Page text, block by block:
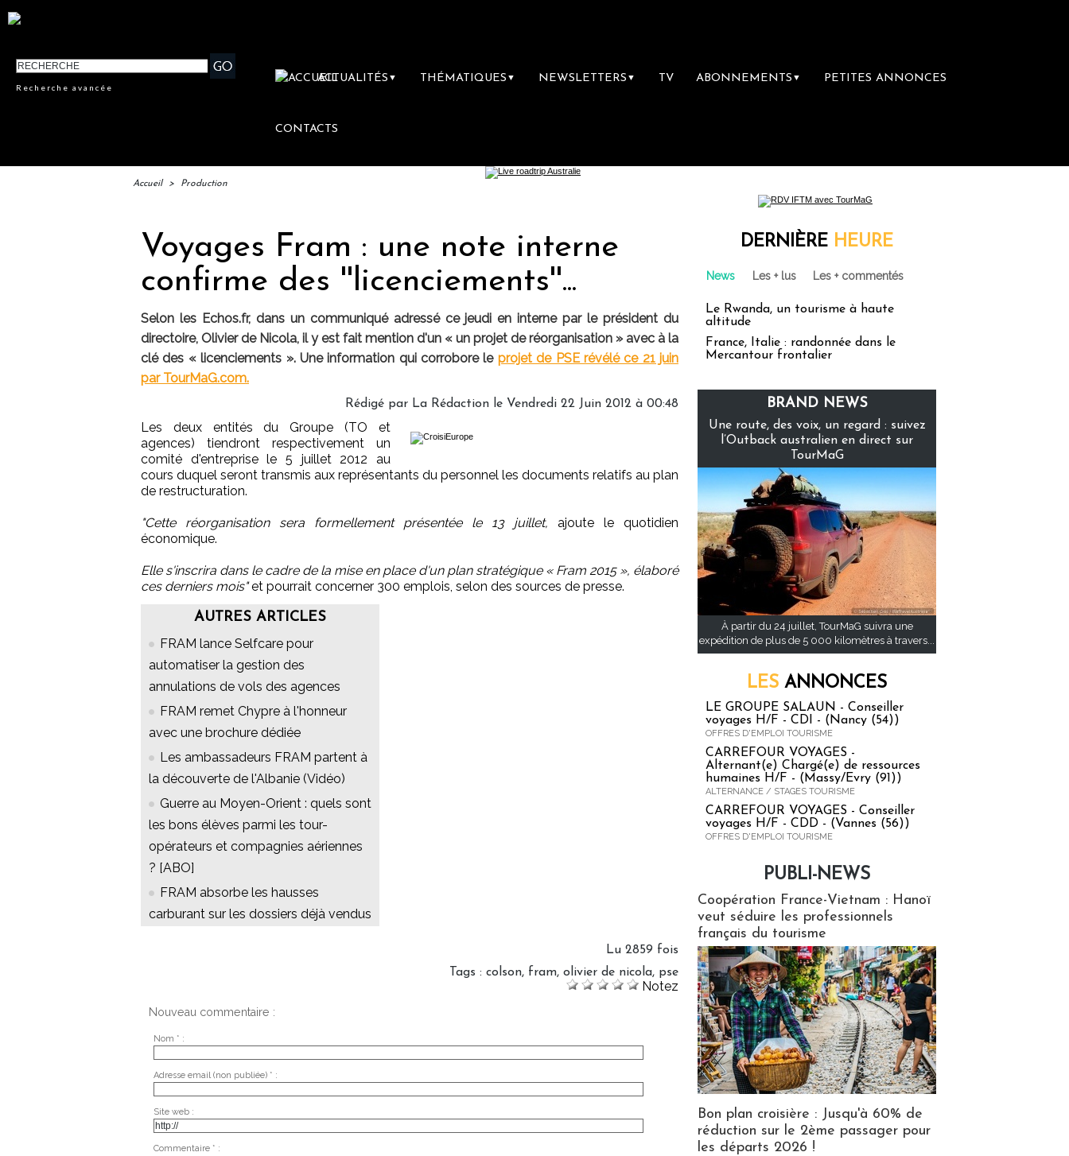
Recherche avancée
ACTUALITÉS ▼ THÉMATIQUES ▼ NEWSLETTERS ▼ TV ABONNEMENTS ▼ PETITES ANNONCES
CONTACTS
Accueil > Production
Voyages Fram : une note interne
confirme des ''licenciements''...
Selon les Echos.fr, dans un communiqué adressé ce jeudi en interne par le président du
directoire, Olivier de Nicola, il y est fait mention d'un « un projet de réorganisation » avec à la
clé des « licenciements ». Une information qui corrobore le projet de PSE révélé ce 21 juin
par TourMaG.com.
Rédigé par La Rédaction le Vendredi 22 Juin 2012 à 00:48
Les deux entités du Groupe (TO et
agences) tiendront respectivement un
comité d'entreprise le 5 juillet 2012 au
cours duquel seront transmis aux représentants du personnel les documents relatifs au plan
de restructuration.
"Cette réorganisation sera formellement présentée le 13 juillet, ajoute le quotidien
économique.
Elle s'inscrira dans le cadre de la mise en place d'un plan stratégique « Fram 2015 », élaboré
ces derniers mois"et pourrait concerner 300 emplois, selon des sources de presse.
AUTRES ARTICLES
FRAM lance Selfcare pour
automatiser la gestion des
annulations de vols des agences
FRAM remet Chypre à l'honneur
avec une brochure dédiée
Les ambassadeurs FRAM partent à
la découverte de l'Albanie (Vidéo)
Guerre au Moyen-Orient : quels sont
les bons élèves parmi les tour-
opérateurs et compagnies aériennes
? [ABO]
FRAM absorbe les hausses
carburant sur les dossiers déjà vendus
Lu 2859 fois
Tags : colson, fram, olivier de nicola, pse
Notez
Nouveau commentaire :
Nom * :
Adresse email (non publiée) * :
Site web :
Commentaire * :
DERNIÈRE HEURE
News Les + lus Les + commentés
Le Rwanda, un tourisme à haute
altitude
France, Italie : randonnée dans le
Mercantour frontalier
BRAND NEWS
Une route, des voix, un regard : suivez
l’Outback australien en direct sur
TourMaG
À partir du 24 juillet, TourMaG suivra une
expédition de plus de 5 000 kilomètres à travers...
LES ANNONCES
LE GROUPE SALAUN - Conseiller
voyages H/F - CDI - (Nancy (54))
OFFRES D'EMPLOI TOURISME
CARREFOUR VOYAGES -
Alternant(e) Chargé(e) de ressources
humaines H/F - (Massy/Evry (91))
ALTERNANCE / STAGES TOURISME
CARREFOUR VOYAGES - Conseiller
voyages H/F - CDD - (Vannes (56))
OFFRES D'EMPLOI TOURISME
PUBLI-NEWS
Coopération France-Vietnam : Hanoï
veut séduire les professionnels
français du tourisme
Bon plan croisière : Jusqu'à 60% de
réduction sur le 2ème passager pour
les départs 2026 !